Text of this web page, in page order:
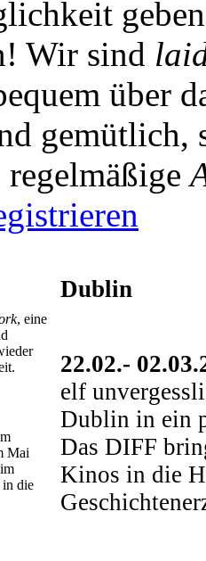
Wir sind
über
gemütlich,
, eine
Mai
in die
Dublin
22.02.-
elf
Dublin in ein
Das DIFF
Kinos in die